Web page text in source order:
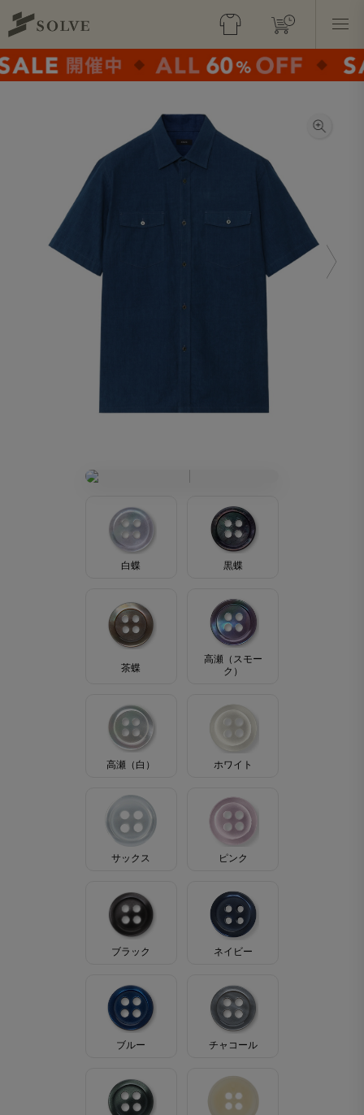
白蝶 黒蝶
茶蝶
高瀬（スモー
ク）
高瀬（白） ホワイト
サックス ピンク
ブラック ネイビー
ブルー チャコール